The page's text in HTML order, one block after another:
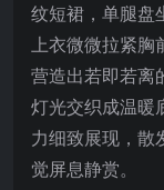
纹短裙，单腿盘
上衣微微拉紧胸
营造出若即若离
灯光交织成温暖
力细致展现，散
觉屏息静赏。